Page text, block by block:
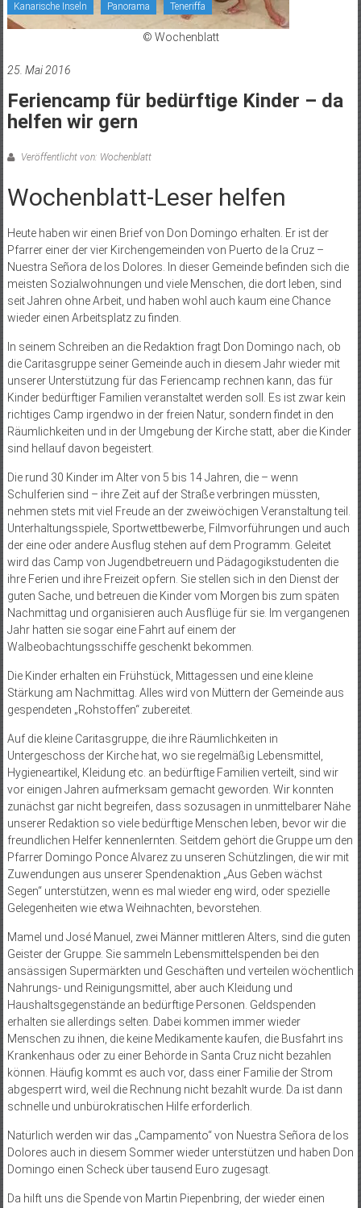
Kanarische Inseln Panorama Teneriffa
© Wochenblatt
25. Mai 2016
Feriencamp für bedürftige Kinder – da
helfen wir gern
Veröffentlicht von: Wochenblatt
Wochenblatt-Leser helfen
Heute haben wir einen Brief von Don Domingo erhalten. Er ist der
Pfarrer einer der vier Kirchengemeinden von Puerto de la Cruz –
Nuestra Señora de los Dolores. In dieser Gemeinde befinden sich die
meisten Sozialwohnungen und viele Menschen, die dort leben, sind
seit Jahren ohne Arbeit, und haben wohl auch kaum eine Chance
wieder einen Arbeitsplatz zu finden.
In seinem Schreiben an die Redaktion fragt Don Domingo nach, ob
die Caritasgruppe seiner Gemeinde auch in diesem Jahr wieder mit
unserer Unterstützung für das Feriencamp rechnen kann, das für
Kinder bedürftiger Familien veranstaltet werden soll. Es ist zwar kein
richtiges Camp irgendwo in der freien Natur, sondern findet in den
Räumlichkeiten und in der Umgebung der Kirche statt, aber die Kinder
sind hellauf davon begeistert.
Die rund 30 Kinder im Alter von 5 bis 14 Jahren, die – wenn
Schulferien sind – ihre Zeit auf der Straße verbringen müssten,
nehmen stets mit viel Freude an der zweiwöchigen Veranstaltung teil.
Unterhaltungsspiele, Sportwettbewerbe, Filmvorführungen und auch
der eine oder andere Ausflug stehen auf dem Programm. Geleitet
wird das Camp von Jugendbetreuern und Pädagogikstudenten die
ihre Ferien und ihre Freizeit opfern. Sie stellen sich in den Dienst der
guten Sache, und betreuen die Kinder vom Morgen bis zum späten
Nachmittag und organisieren auch Ausflüge für sie. Im vergangenen
Jahr hatten sie sogar eine Fahrt auf einem der
Walbeobachtungsschiffe geschenkt bekommen.
Die Kinder erhalten ein Frühstück, Mittagessen und eine kleine
Stärkung am Nachmittag. Alles wird von Müttern der Gemeinde aus
gespendeten „Rohstoffen“ zubereitet.
Auf die kleine Caritasgruppe, die ihre Räumlichkeiten in
Untergeschoss der Kirche hat, wo sie regelmäßig Lebensmittel,
Hygieneartikel, Kleidung etc. an bedürftige Familien verteilt, sind wir
vor einigen Jahren aufmerksam gemacht geworden. Wir konnten
zunächst gar nicht begreifen, dass sozusagen in unmittelbarer Nähe
unserer Redaktion so viele bedürftige Menschen leben, bevor wir die
freundlichen Helfer kennenlernten. Seitdem gehört die Gruppe um den
Pfarrer Domingo Ponce Alvarez zu unseren Schützlingen, die wir mit
Zuwendungen aus unserer Spendenaktion „Aus Geben wächst
Segen“ unterstützen, wenn es mal wieder eng wird, oder spezielle
Gelegenheiten wie etwa Weihnachten, bevorstehen.
Mamel und José Manuel, zwei Männer mittleren Alters, sind die guten
Geister der Gruppe. Sie sammeln Lebensmittelspenden bei den
ansässigen Supermärkten und Geschäften und verteilen wöchentlich
Nahrungs- und Reinigungsmittel, aber auch Kleidung und
Haushaltsgegenstände an bedürftige Personen. Geldspenden
erhalten sie allerdings selten. Dabei kommen immer wieder
Menschen zu ihnen, die keine Medikamente kaufen, die Busfahrt ins
Krankenhaus oder zu einer Behörde in Santa Cruz nicht bezahlen
können. Häufig kommt es auch vor, dass einer Familie der Strom
abgesperrt wird, weil die Rechnung nicht bezahlt wurde. Da ist dann
schnelle und unbürokratischen Hilfe erforderlich.
Natürlich werden wir das „Campamento“ von Nuestra Señora de los
Dolores auch in diesem Sommer wieder unterstützen und haben Don
Domingo einen Scheck über tausend Euro zugesagt.
Da hilft uns die Spende von Martin Piepenbring, der wieder einen